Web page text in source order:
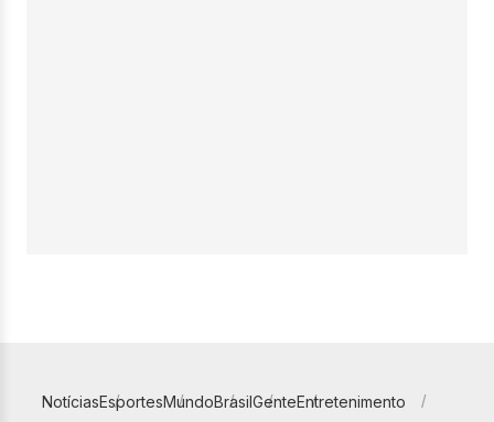
NotíciasEsportesMundoBrasilGenteEntretenimento